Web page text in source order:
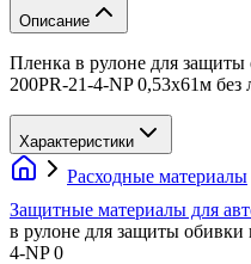
Описание
Пленка в рулоне для
200PR-21-4-NP 0,53х61м без
Характеристики
Расходные материалы
Защитные материалы для
в рулоне для защиты
4-NP 0